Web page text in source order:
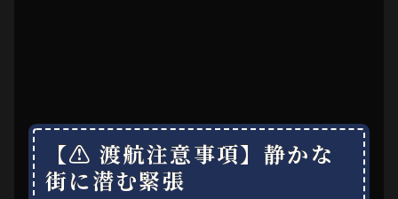
【⚠ 渡航注意事項】静かな
街に潜む緊張